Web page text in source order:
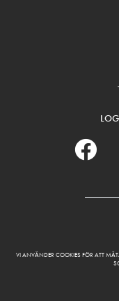
VI ANVÄNDER COOKIES FÖR ATT